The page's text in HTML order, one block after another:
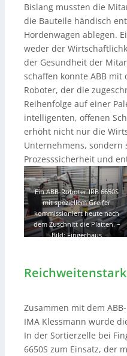
Bislang mussten die
die Bauteile händisch
Hordenwagen ablegen.
weder der
der Gesundheit der
schaffen konnte ABB
Roboter, der die
Reihenfolge auf einer
intelligenten, offenen
erhöht nicht nur die
Unternehmens, sondern
Prozesssicherheit und
Ein ABB-Roboter IRB 6650S
mit speziellem Greifer
kommissioniert heute nach
dem Zuschnitt die Platten.–
Bild: Fingerhaus
Zusammen mit dem
IMA Klessmann wurde
In der Sortierzelle bei
6650S zum Einsatz, der